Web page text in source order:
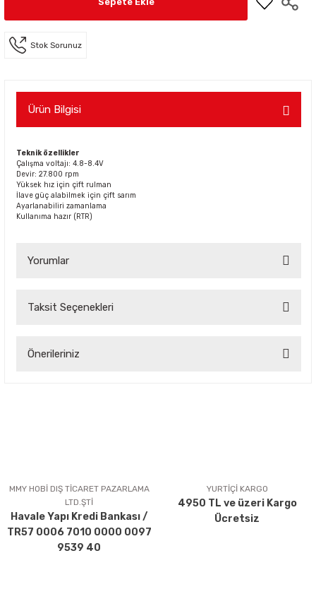
Stok Sorunuz
Ürün Bilgisi
Teknik özellikler
Çalışma voltajı: 4.8-8.4V
Devir: 27.800 rpm
Yüksek hız için çift rulman
İlave güç alabilmek için çift sarım
Ayarlanabiliri zamanlama
Kullanıma hazır (RTR)
Yorumlar
Taksit Seçenekleri
Önerileriniz
Ürün açıklamasında eksik bilgiler bulunuyor.
Ürün bilgilerinde hatalar bulunuyor.
Ürün fiyatı diğer sitelerden daha pahalı.
Bu ürüne benzer farklı alternatifler olmalı.
MMY HOBİ DIŞ TİCARET PAZARLAMA
LTD.ŞTİ
Havale Yapı Kredi Bankası /
TR57 0006 7010 0000 0097
9539 40
YURTİÇİ KARGO
4950 TL ve üzeri Kargo
Ücretsiz